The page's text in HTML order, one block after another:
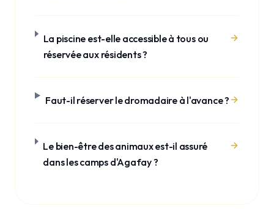
La piscine est-elle accessible à tous ou
réservée aux résidents ?
Faut-il réserver le dromadaire à l'avance ?
Le bien-être des animaux est-il assuré
dans les camps d'Agafay ?